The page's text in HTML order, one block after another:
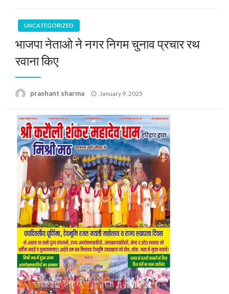
UNCATEGORIZED
भाजपा नेताओ ने नगर निगम चुनाव प्रचार रथ
रवाना किए
prashant sharma
Posted
January 9, 2025